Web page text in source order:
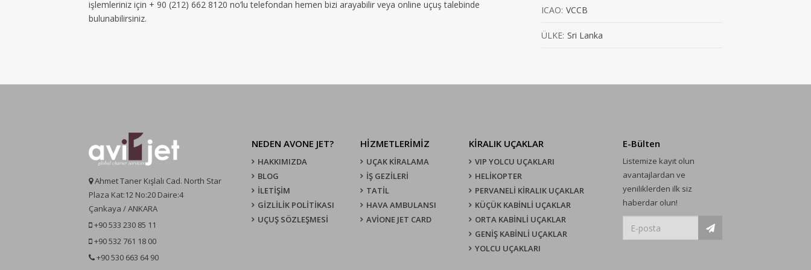
işlemleriniz için + 90 (212) 662 8120 no’lu telefondan hemen bizi arayabilir veya online uçuş talebinde
bulunabilirsiniz.
ICAO: VCCB
ÜLKE: Sri Lanka
Ahmet Taner Kışlalı Cad. North Star
Plaza Kat:12 No:20 Daire:4
Çankaya / ANKARA
+90 533 230 85 11
+90 532 761 18 00
+90 530 663 64 90
NEDEN AVONE JET?
HAKKIMIZDA
BLOG
İLETİŞİM
GİZLİLİK POLİTİKASI
UÇUŞ SÖZLEŞMESI
HİZMETLERİMİZ
UÇAK KIRALAMA
İŞ GEZİLERİ
TATİL
HAVA AMBULANSI
AVİONE JET CARD
KIRALIK UÇAKLAR
VIP YOLCU UÇAKLARI
HELİKOPTER
PERVANELİ KİRALIK UÇAKLAR
KÜÇÜK KABİNLİ UÇAKLAR
ORTA KABİNLİ UÇAKLAR
GENİŞ KABİNLİ UÇAKLAR
YOLCU UÇAKLARI
E-Bülten
Listemize kayıt olun
avantajlardan ve
yeniliklerden ilk siz
haberdar olun!